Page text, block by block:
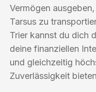
Vermögen
Tarsus zu
Trier kannst du dich
deine finanziellen
und gleichzeitig
Zuverlässigkeit